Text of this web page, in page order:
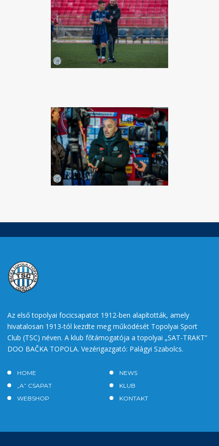
Az első topolyai focicsapatot 1912-ben alapították, amely
hivatalosan 1913-tól kezdte meg működését Topolyai Sport
Club (TSC) néven. A klub főtámogatója a topolyai „SAT-TRAKT”
DOO BAČKA TOPOLA. Vezérigazgató: Palágyi Szabolcs.
HOME
NEWS
„A” CSAPAT
KLUB
WEBSHOP
KONTAKT